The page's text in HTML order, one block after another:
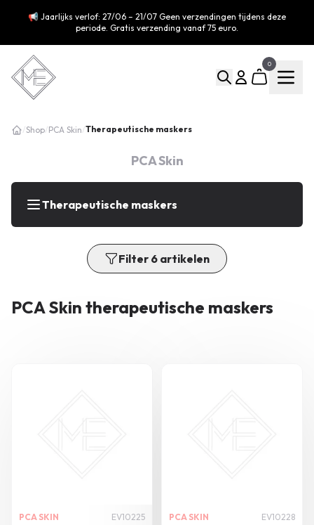
📢 Jaarlijks verlof: 27/06 – 21/07 Geen verzendingen tijdens deze
periode. Gratis verzending vanaf 75 euro.
0
/Shop/ PCA Skin/Therapeutische maskers
PCA Skin
Therapeutische maskers
Filter 6 artikelen
PCA Skin therapeutische maskers
PCA SKIN EV10225 PCA SKIN EV10228